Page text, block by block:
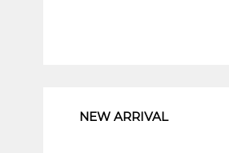
NEW ARRIVAL